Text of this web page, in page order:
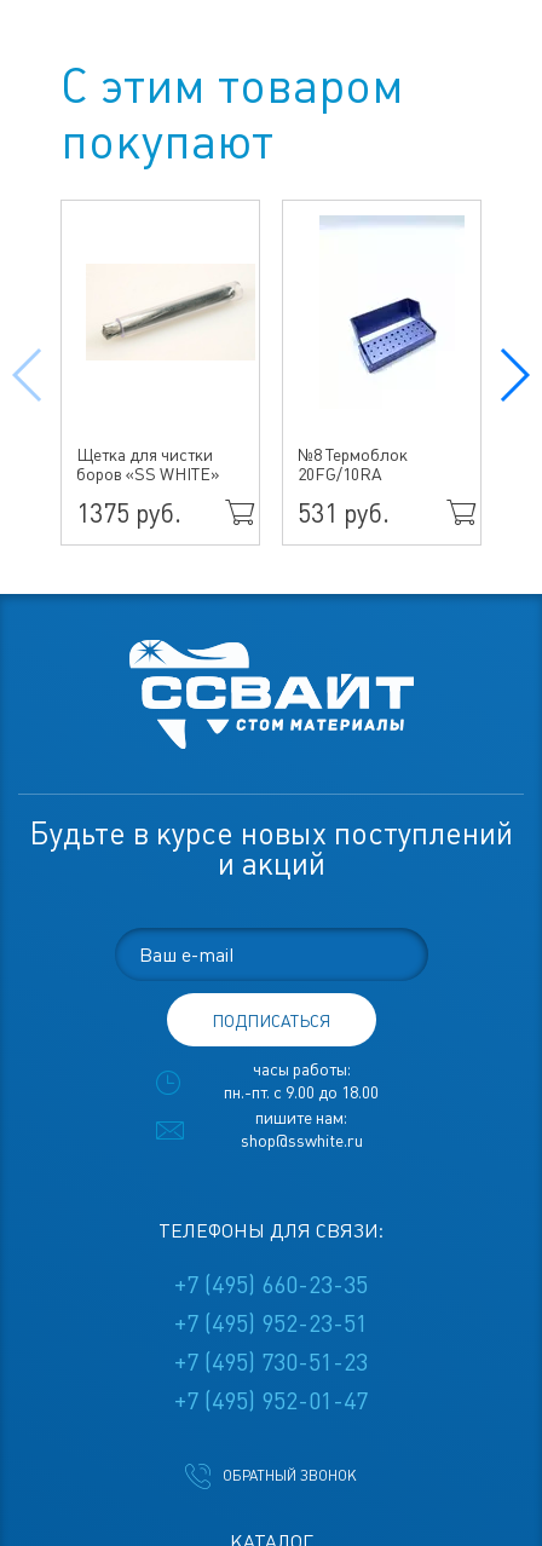
С этим товаром
покупают
Щетка для чистки
боров «SS WHITE»
1375 руб.
№8 Термоблок
20FG/10RA
531 руб.
Будьте в курсе новых поступлений
и акций
ПОДПИСАТЬСЯ
часы работы:
пн.-пт. с 9.00 до 18.00
пишите нам:
shop@sswhite.ru
ТЕЛЕФОНЫ ДЛЯ СВЯЗИ:
+7 (495) 660-23-35
+7 (495) 952-23-51
+7 (495) 730-51-23
+7 (495) 952-01-47
ОБРАТНЫЙ ЗВОНОК